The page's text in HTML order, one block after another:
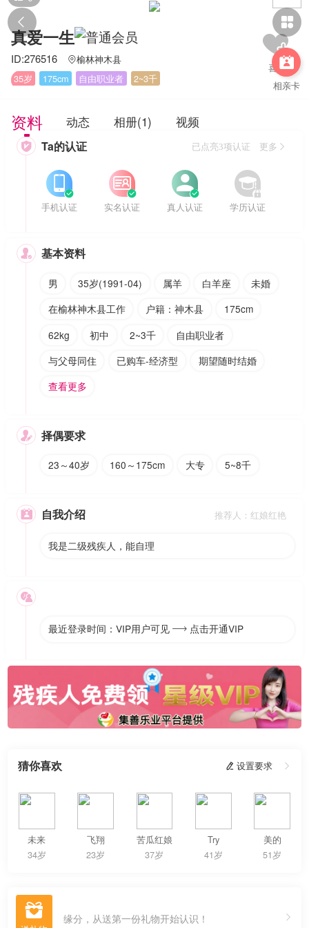
 

相亲卡
真爱一生
ID:276516 榆林神木县
35岁
175cm 自由职业者 2~3千
资料 动态 相册(1) 视频
 Ta的认证 已点亮3项认证 更多


手机认证


实名认证


真人认证


学历认证
 基本资料
男 35岁(1991-04) 属羊 白羊座
未婚
在榆林神木县工作
户籍：神木县
175cm
62kg
初中 2~3千
自由职业者
与父母同住
已购车-经济型
期望随时结婚
查看更多
 择偶要求
23～40岁 160～175cm 大专 5~8千
 自我介绍 推荐人：红娘红艳
我是二级残疾人，能自理

最近登录时间：VIP用户可见  点击开通VIP
猜你喜欢  设置要求 
未来
34岁
飞翔
23岁
苦瓜红娘
37岁
Try
41岁
美的
51岁
 缘分，从送第一份礼物开始认识！